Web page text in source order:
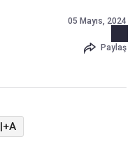
05 Mayıs, 2024
Paylaş
|+A